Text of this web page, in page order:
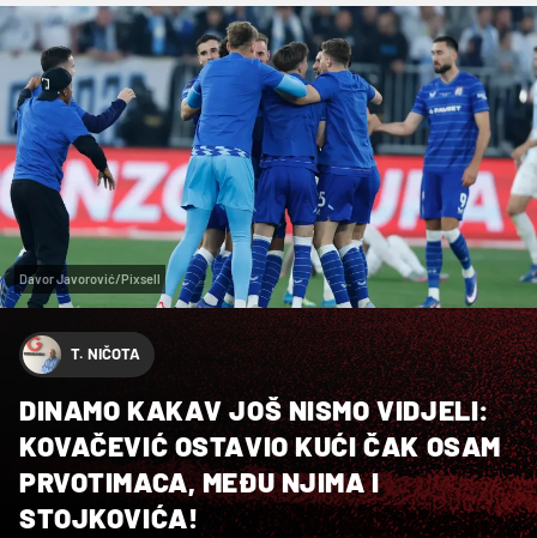
Davor Javorović/Pixsell
T. NIČOTA
DINAMO KAKAV JOŠ NISMO VIDJELI:
KOVAČEVIĆ OSTAVIO KUĆI ČAK OSAM
PRVOTIMACA, MEĐU NJIMA I
STOJKOVIĆA!